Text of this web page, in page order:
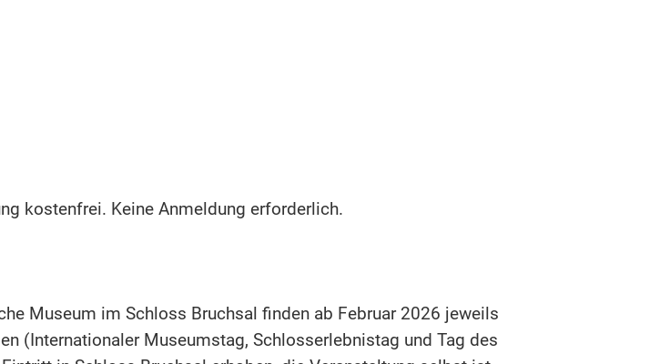
kostenfrei. Keine Anmeldung erforderlich.
Museum im Schloss Bruchsal finden ab Februar 2026 jeweils
(Internationaler Museumstag, Schlosserlebnistag und Tag des